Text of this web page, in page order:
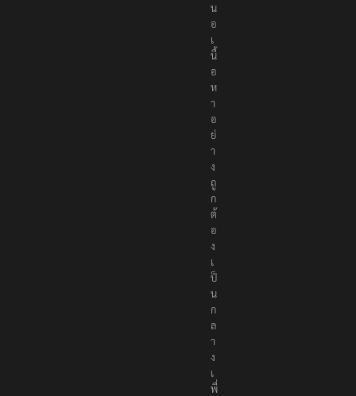
น
อ
เ
นื้
อ
ห
า
อ
ย่
า
ง
ถู
ก
ต้
อ
ง
เ
ป็
น
ก
ล
า
ง
เ
พื่